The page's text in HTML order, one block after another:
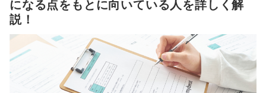
になる点をもとに向いている人を詳しく解
説！